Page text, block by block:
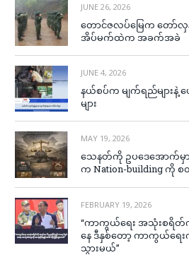
JUNE 26, 2026
တောင်ဇလပ်မြေက တော်လှ
အိပ်မက်ထဲက အခက်အခဲ
JUNE 4, 2026
နယ်စပ်က မျက်ရည်များနဲ့
များ
MAY 19, 2026
သေနတ်ကို ဥပဒေအောက်မှာ
က Nation-building ကို
FEBRUARY 19, 2026
“ကာကွယ်ရေး အသုံးစရိတ်
နေ ဒီနှစ်တော့ ကာကွယ်ရေး
သွားမယ်”